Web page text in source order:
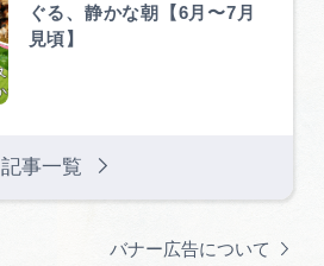
ぐる、静かな朝【6月〜7月
見頃】
記事一覧
バナー広告について